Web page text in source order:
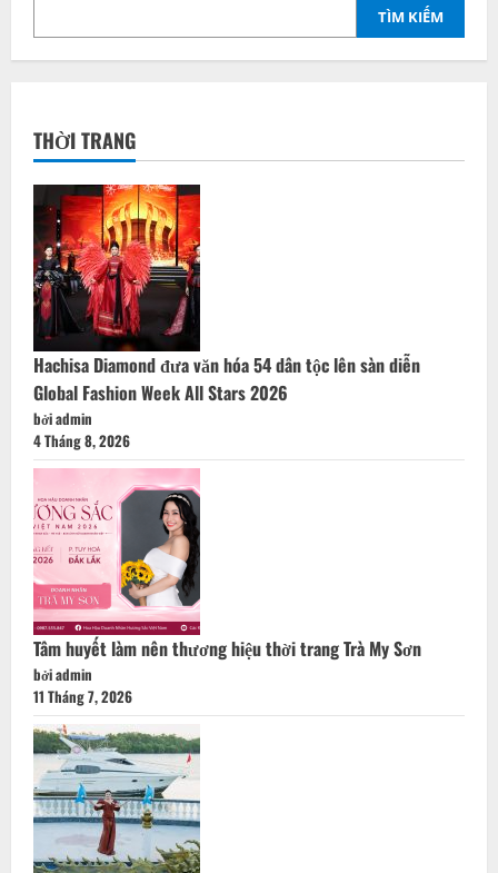
bởi admin
4 Tháng 8, 2026
Tâm huyết làm nên thương hiệu thời trang Trà My Sơn
bởi admin
11 Tháng 7, 2026
Nữ tướng Nguyễn Thị Hồng Quang và hành trình lan tỏa giá
trị văn hóa tại Hoa hậu Thương hiệu Việt Nam 2026
bởi admin
25 Tháng 6, 2026